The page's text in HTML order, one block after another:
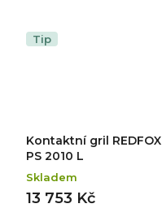
Kontaktní gril s hladkou...
Tip
Kontaktní gril REDFOX
PS 2010 L
Skladem
13 753 Kč